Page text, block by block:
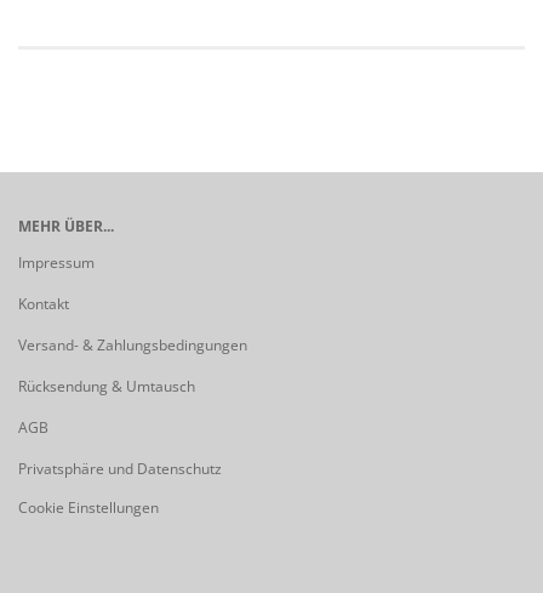
MEHR ÜBER...
Impressum
Kontakt
Versand- & Zahlungsbedingungen
Rücksendung & Umtausch
AGB
Privatsphäre und Datenschutz
Cookie Einstellungen